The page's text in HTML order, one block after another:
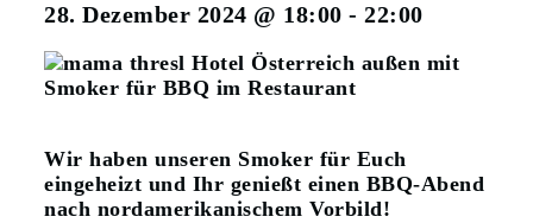
28. Dezember 2024 @ 18:00 -22:00
Wir haben unseren Smoker für Euch
eingeheizt und Ihr genießt einen BBQ-Abend
nach nordamerikanischem Vorbild!